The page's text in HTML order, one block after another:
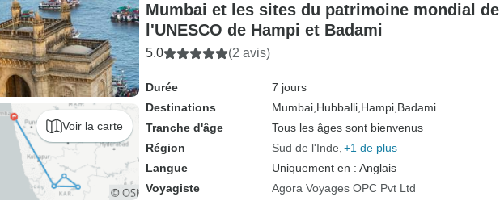
Voir la carte
Mumbai et les sites du patrimoine mondial de
l'UNESCO de Hampi et Badami
5.0 (2 avis)
Durée
7 jours
Destinations
Mumbai, Hubballi, Hampi, Badami
Tranche d'âge
Tous les âges sont bienvenus
Région
Sud de l'Inde +1 de plus
Langue
Uniquement en : Anglais
Voyagiste
Agora Voyages OPC Pvt Ltd